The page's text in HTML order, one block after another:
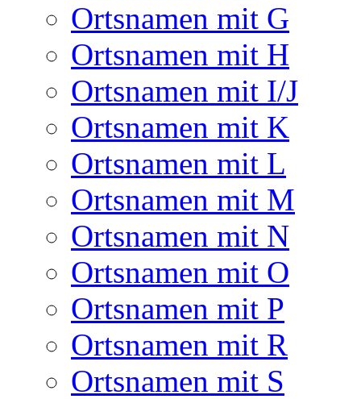
Ortsnamen mit G
Ortsnamen mit H
Ortsnamen mit I/J
Ortsnamen mit K
Ortsnamen mit L
Ortsnamen mit M
Ortsnamen mit N
Ortsnamen mit O
Ortsnamen mit P
Ortsnamen mit R
Ortsnamen mit S